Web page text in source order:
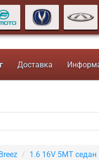
Доставка
Breez 1.6 16V 5MT седан